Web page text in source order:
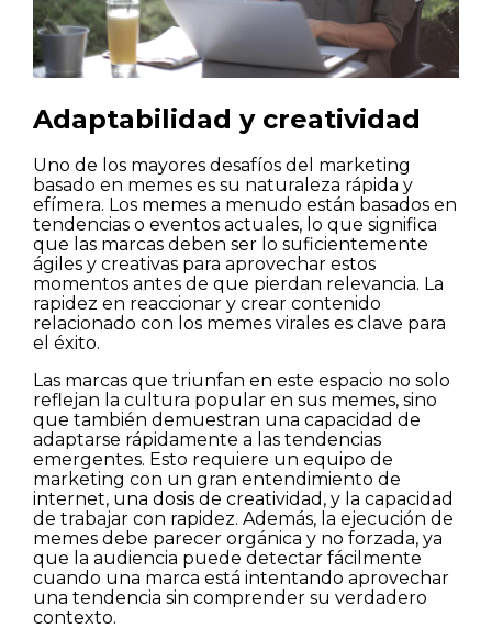
Spots
Adaptabilidad y creatividad
Uno de los mayores desafíos del marketing
basado en memes es su naturaleza rápida y
efímera. Los memes a menudo están basados en
tendencias o eventos actuales, lo que significa
que las marcas deben ser lo suficientemente
ágiles y creativas para aprovechar estos
momentos antes de que pierdan relevancia. La
rapidez en reaccionar y crear contenido
relacionado con los memes virales es clave para
el éxito.
Las marcas que triunfan en este espacio no solo
reflejan la cultura popular en sus memes, sino
que también demuestran una capacidad de
adaptarse rápidamente a las tendencias
emergentes. Esto requiere un equipo de
marketing con un gran entendimiento de
internet, una dosis de creatividad, y la capacidad
de trabajar con rapidez. Además, la ejecución de
memes debe parecer orgánica y no forzada, ya
que la audiencia puede detectar fácilmente
cuando una marca está intentando aprovechar
una tendencia sin comprender su verdadero
contexto.